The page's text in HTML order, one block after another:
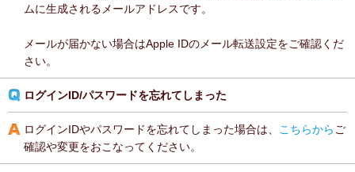
ムに生成されるメールアドレスです。
メールが届かない場合はApple IDのメール転送設定をご確認くだ
さい。
ログインID/パスワードを忘れてしまった
ログインIDやパスワードを忘れてしまった場合は、 こちらから ご
確認や変更をおこなってください。